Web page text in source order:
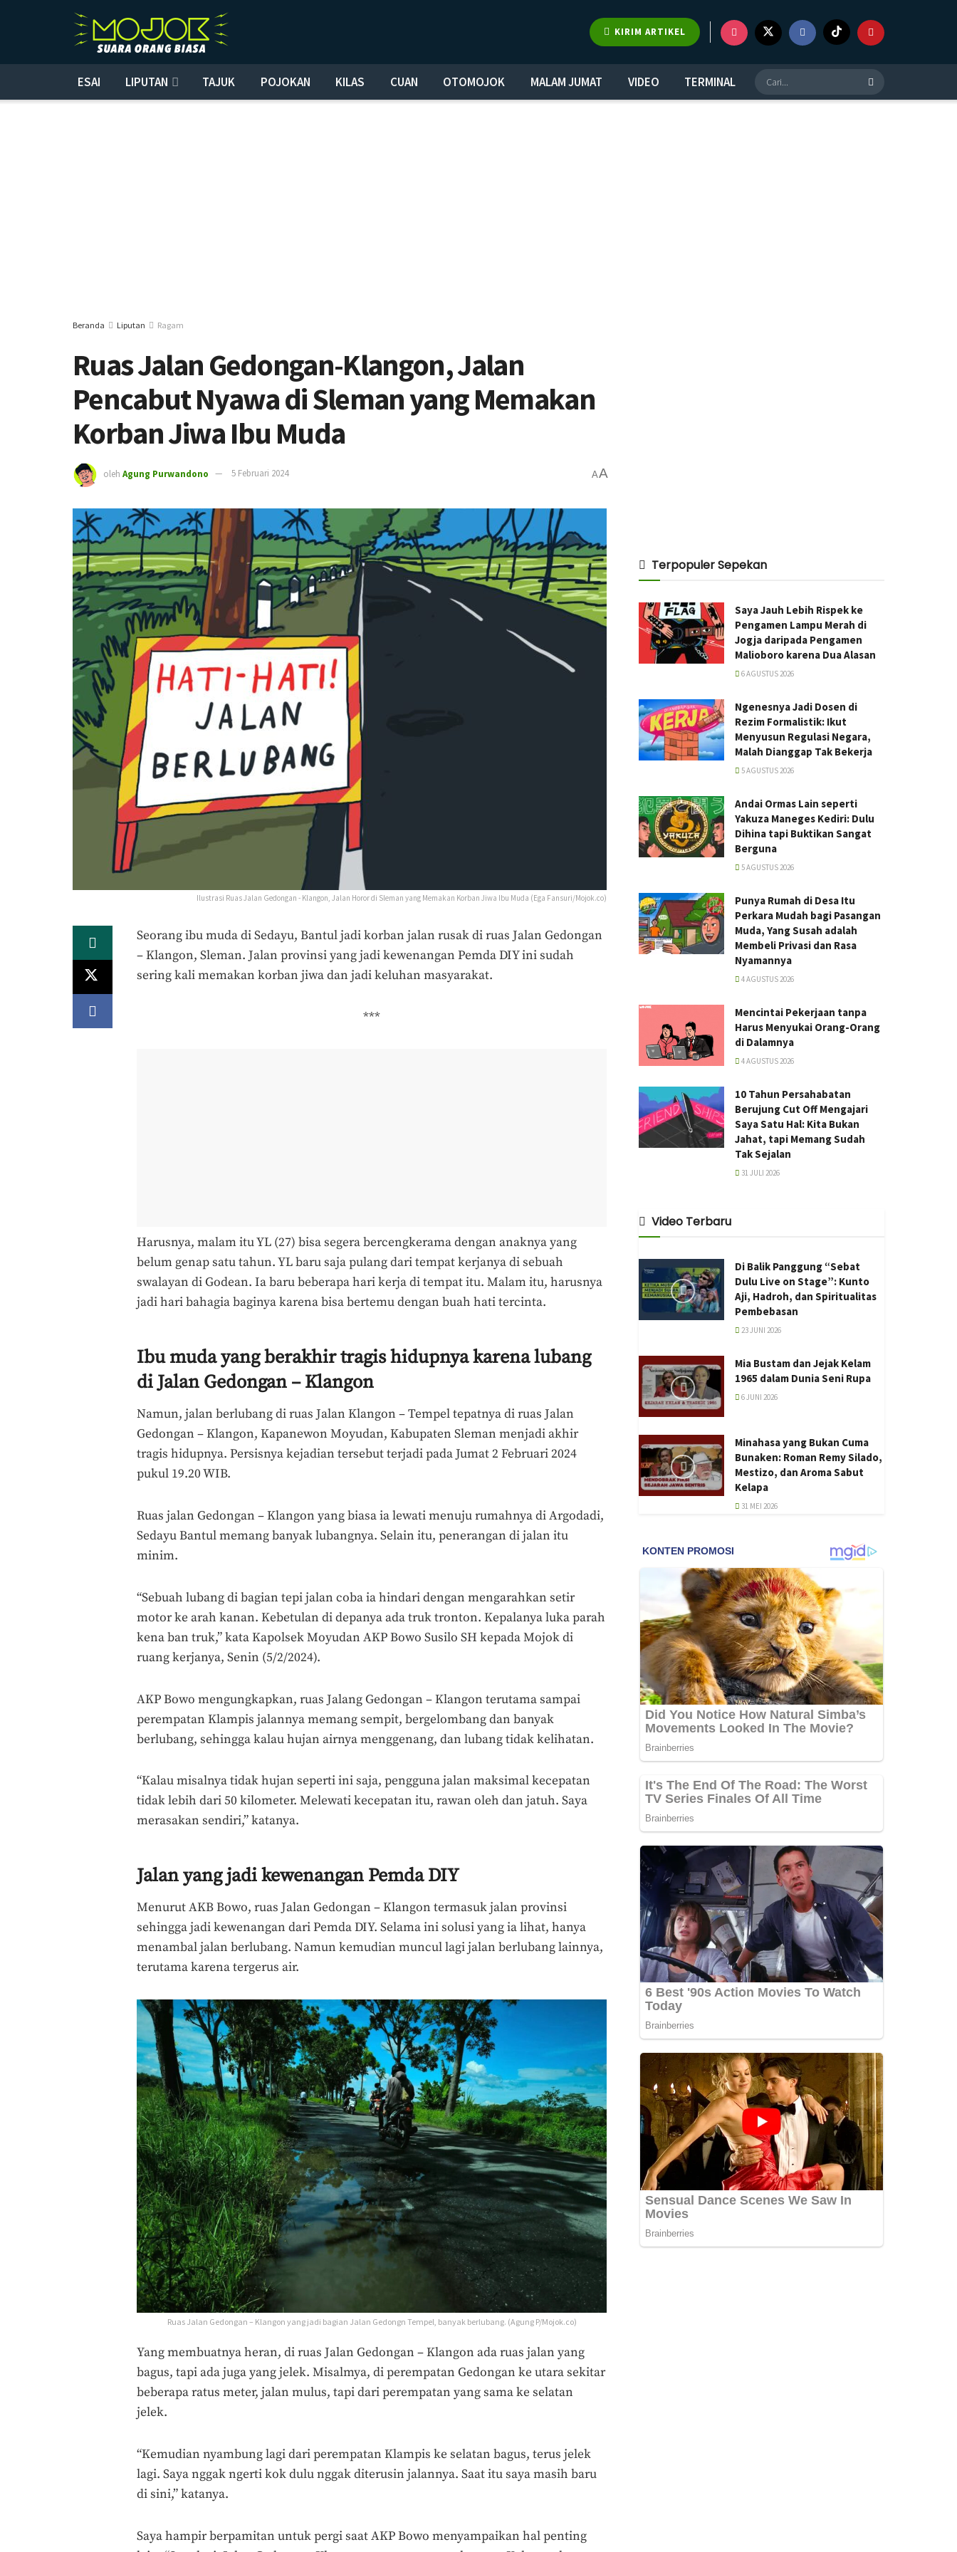
KIRIM ARTIKEL
ESAI LIPUTAN TAJUK POJOKAN KILAS CUAN OTOMOJOK MALAM JUMAT VIDEO TERMINAL
Beranda Liputan Ragam
Ruas Jalan Gedongan-Klangon, Jalan
Pencabut Nyawa di Sleman yang Memakan
Korban Jiwa Ibu Muda
oleh Agung Purwandono 5 Februari 2024 AA
Ilustrasi Ruas Jalan Gedongan - Klangon, Jalan Horor di Sleman yang Memakan Korban Jiwa Ibu Muda (Ega Fansuri/Mojok.co)
Seorang ibu muda di Sedayu, Bantul jadi korban jalan rusak di ruas Jalan Gedongan
– Klangon, Sleman. Jalan provinsi yang jadi kewenangan Pemda DIY ini sudah
sering kali memakan korban jiwa dan jadi keluhan masyarakat.
***
Harusnya, malam itu YL (27) bisa segera bercengkerama dengan anaknya yang
belum genap satu tahun. YL baru saja pulang dari tempat kerjanya di sebuah
swalayan di Godean. Ia baru beberapa hari kerja di tempat itu. Malam itu, harusnya
jadi hari bahagia baginya karena bisa bertemu dengan buah hati tercinta.
Ibu muda yang berakhir tragis hidupnya karena lubang
di Jalan Gedongan – Klangon
Namun, jalan berlubang di ruas Jalan Klangon – Tempel tepatnya di ruas Jalan
Gedongan – Klangon, Kapanewon Moyudan, Kabupaten Sleman menjadi akhir
tragis hidupnya. Persisnya kejadian tersebut terjadi pada Jumat 2 Februari 2024
pukul 19.20 WIB.
Ruas jalan Gedongan – Klangon yang biasa ia lewati menuju rumahnya di Argodadi,
Sedayu Bantul memang banyak lubangnya. Selain itu, penerangan di jalan itu
minim.
“Sebuah lubang di bagian tepi jalan coba ia hindari dengan mengarahkan setir
motor ke arah kanan. Kebetulan di depanya ada truk tronton. Kepalanya luka parah
kena ban truk,” kata Kapolsek Moyudan AKP Bowo Susilo SH kepada Mojok di
ruang kerjanya, Senin (5/2/2024).
AKP Bowo mengungkapkan, ruas Jalang Gedongan – Klangon terutama sampai
perempatan Klampis jalannya memang sempit, bergelombang dan banyak
berlubang, sehingga kalau hujan airnya menggenang, dan lubang tidak kelihatan.
“Kalau misalnya tidak hujan seperti ini saja, pengguna jalan maksimal kecepatan
tidak lebih dari 50 kilometer. Melewati kecepatan itu, rawan oleh dan jatuh. Saya
merasakan sendiri,” katanya.
Jalan yang jadi kewenangan Pemda DIY
Menurut AKB Bowo, ruas Jalan Gedongan – Klangon termasuk jalan provinsi
sehingga jadi kewenangan dari Pemda DIY. Selama ini solusi yang ia lihat, hanya
menambal jalan berlubang. Namun kemudian muncul lagi jalan berlubang lainnya,
terutama karena tergerus air.
Ruas Jalan Gedongan – Klangon yang jadi bagian Jalan Gedongn Tempel, banyak berlubang. (Agung P/Mojok.co)
Yang membuatnya heran, di ruas Jalan Gedongan – Klangon ada ruas jalan yang
bagus, tapi ada juga yang jelek. Misalmya, di perempatan Gedongan ke utara sekitar
beberapa ratus meter, jalan mulus, tapi dari perempatan yang sama ke selatan
jelek.
“Kemudian nyambung lagi dari perempatan Klampis ke selatan bagus, terus jelek
lagi. Saya nggak ngerti kok dulu nggak diterusin jalannya. Saat itu saya masih baru
di sini,” katanya.
Saya hampir berpamitan untuk pergi saat AKP Bowo menyampaikan hal penting
Terpopuler Sepekan
Saya Jauh Lebih Rispek ke
Pengamen Lampu Merah di
Jogja daripada Pengamen
Malioboro karena Dua Alasan
6 AGUSTUS 2026
Ngenesnya Jadi Dosen di
Rezim Formalistik: Ikut
Menyusun Regulasi Negara,
Malah Dianggap Tak Bekerja
5 AGUSTUS 2026
Andai Ormas Lain seperti
Yakuza Maneges Kediri: Dulu
Dihina tapi Buktikan Sangat
Berguna
5 AGUSTUS 2026
Punya Rumah di Desa Itu
Perkara Mudah bagi Pasangan
Muda, Yang Susah adalah
Membeli Privasi dan Rasa
Nyamannya
4 AGUSTUS 2026
Mencintai Pekerjaan tanpa
Harus Menyukai Orang-Orang
di Dalamnya
4 AGUSTUS 2026
10 Tahun Persahabatan
Berujung Cut Off Mengajari
Saya Satu Hal: Kita Bukan
Jahat, tapi Memang Sudah
Tak Sejalan
31 JULI 2026
Video Terbaru
Di Balik Panggung “Sebat
Dulu Live on Stage”: Kunto
Aji, Hadroh, dan Spiritualitas
Pembebasan
23 JUNI 2026
Mia Bustam dan Jejak Kelam
1965 dalam Dunia Seni Rupa
6 JUNI 2026
Minahasa yang Bukan Cuma
Bunaken: Roman Remy Silado,
Mestizo, dan Aroma Sabut
Kelapa
31 MEI 2026